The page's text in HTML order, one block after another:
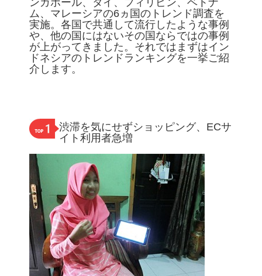
ンガポール、タイ、フィリピン、ベトナ
ム、マレーシアの6ヵ国のトレンド調査を
実施。各国で共通して流行したような事例
や、他の国にはないその国ならではの事例
が上がってきました。それではまずはイン
ドネシアのトレンドランキングを一挙ご紹
介します。
渋滞を気にせずショッピング、ECサ
イト利用者急増